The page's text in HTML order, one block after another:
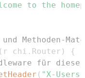
to the
Methoden-
( r chi . Router )
{
für diese
( "X-